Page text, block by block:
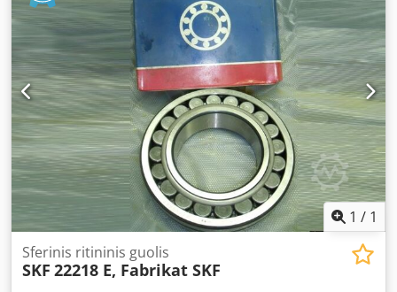
1 / 1
Sferinis ritininis guolis
SKF 22218 E, Fabrikat SKF